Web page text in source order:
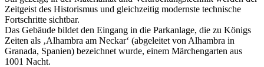
Zeitgeist des Historismus und gleichzeitig modernste technische
Fortschritte sichtbar.
Das Gebäude bildet den Eingang in die Parkanlage, die zu Königs
Zeiten als ‚Alhambra am Neckar‘ (abgeleitet von Alhambra in
Granada, Spanien) bezeichnet wurde, einem Märchengarten aus
1001 Nacht.